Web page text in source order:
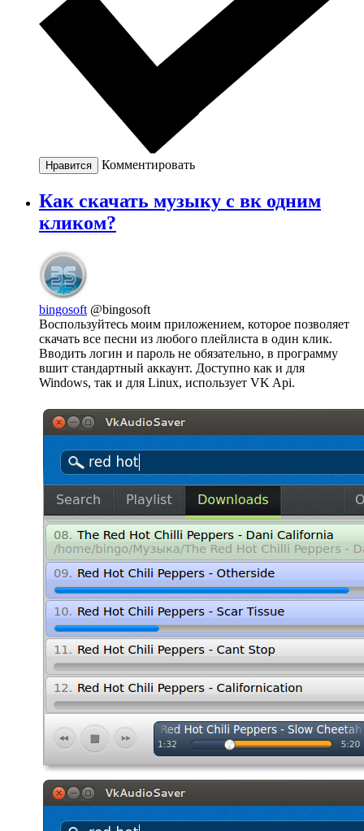
Нравится Комментировать
Как скачать музыку с вк одним
кликом?
bingosoft @bingosoft
Воспользуйтесь моим приложением, которое позволяет
скачать все песни из любого плейлиста в один клик.
Вводить логин и пароль не обязательно, в программу
вшит стандартный аккаунт. Доступно как и для
Windows, так и для Linux, использует VK Api.